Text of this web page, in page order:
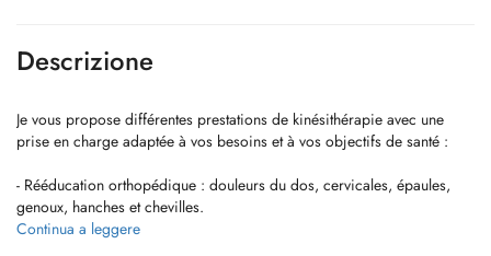
Descrizione
Je vous propose différentes prestations de kinésithérapie avec une
prise en charge adaptée à vos besoins et à vos objectifs de santé :
- Rééducation orthopédique : douleurs du dos, cervicales, épaules,
genoux, hanches et chevilles.
- Lombalgie et cervicalgie : douleurs du dos et de la nuque.
Continua a leggere